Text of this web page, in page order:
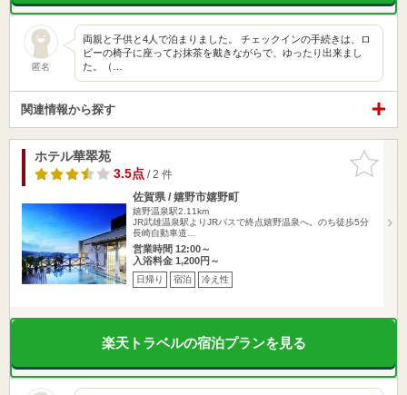
匿名
両親と子供と4人で泊まりました。 チェックインの手続きは、ロ
ビーの椅子に座ってお抹茶を戴きながらで、ゆったり出来まし
た。（…
関連情報から探す
お気に入
りに追加
ホテル華翠苑
3.5点/ 2 件
佐賀県 / 嬉野市嬉野町
嬉野温泉駅2.11km
JR武雄温泉駅よりJRバスで終点嬉野温泉へ。のち徒歩5分
長崎自動車道…
営業時間 12:00～
入浴料金 1,200円～
日帰り 宿泊 冷え性
楽天トラベルの宿泊プランを見る